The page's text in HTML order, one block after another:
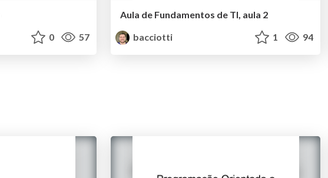
0 57
Aula de Fundamentos de TI, aula 2
bacciotti
1 94